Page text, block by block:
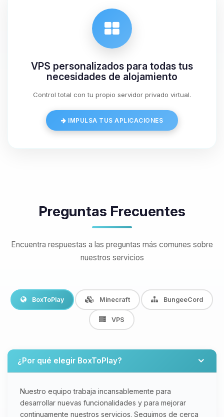
VPS personalizados para todas tus
necesidades de alojamiento
Control total con tu propio servidor privado virtual.
IMPULSA TUS APLICACIONES
Preguntas Frecuentes
Encuentra respuestas a las preguntas más comunes sobre
nuestros servicios
BoxToPlay Minecraft BungeeCord
VPS
¿Por qué elegir BoxToPlay?
Nuestro equipo trabaja incansablemente para
desarrollar nuevas funcionalidades y para mejorar
continuamente nuestros servicios. Seguimos de cerca